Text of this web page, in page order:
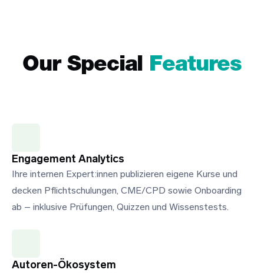
Our Special Features
Engagement Analytics
Ihre internen Expert:innen publizieren eigene Kurse und
decken Pflichtschulungen, CME/CPD sowie Onboarding
ab – inklusive Prüfungen, Quizzen und Wissenstests.
Autoren-Ökosystem